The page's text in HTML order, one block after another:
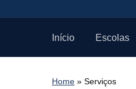
Início Escolas
Home » Serviços